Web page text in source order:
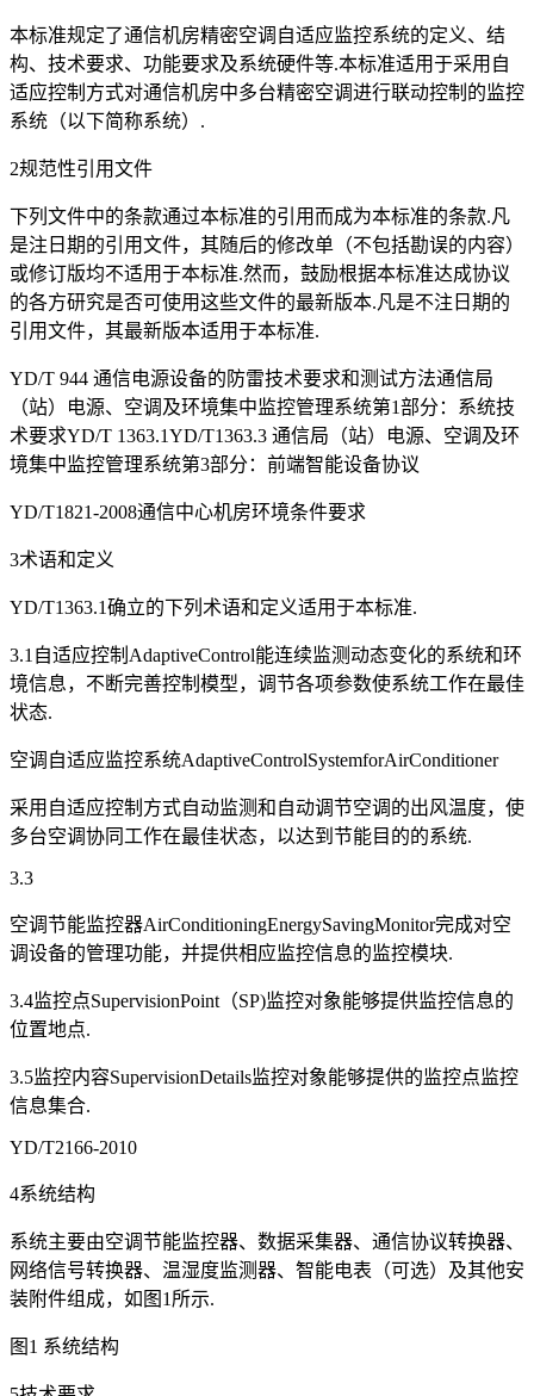
本标准规定了通信机房精密空调自适应监控系统的定义、结
构、技术要求、功能要求及系统硬件等.本标准适用于采用自
适应控制方式对通信机房中多台精密空调进行联动控制的监控
系统（以下简称系统）.
2规范性引用文件
下列文件中的条款通过本标准的引用而成为本标准的条款.凡
是注日期的引用文件，其随后的修改单（不包括勘误的内容）
或修订版均不适用于本标准.然而，鼓励根据本标准达成协议
的各方研究是否可使用这些文件的最新版本.凡是不注日期的
引用文件，其最新版本适用于本标准.
YD/T 944 通信电源设备的防雷技术要求和测试方法通信局
（站）电源、空调及环境集中监控管理系统第1部分：系统技
术要求YD/T 1363.1YD/T1363.3 通信局（站）电源、空调及环
境集中监控管理系统第3部分：前端智能设备协议
YD/T1821-2008通信中心机房环境条件要求
3术语和定义
YD/T1363.1确立的下列术语和定义适用于本标准.
3.1自适应控制AdaptiveControl能连续监测动态变化的系统和环
境信息，不断完善控制模型，调节各项参数使系统工作在最佳
状态.
空调自适应监控系统AdaptiveControlSystemforAirConditioner
采用自适应控制方式自动监测和自动调节空调的出风温度，使
多台空调协同工作在最佳状态，以达到节能目的的系统.
3.3
空调节能监控器AirConditioningEnergySavingMonitor完成对空
调设备的管理功能，并提供相应监控信息的监控模块.
3.4监控点SupervisionPoint（SP)监控对象能够提供监控信息的
位置地点.
3.5监控内容SupervisionDetails监控对象能够提供的监控点监控
信息集合.
YD/T2166-2010
4系统结构
系统主要由空调节能监控器、数据采集器、通信协议转换器、
网络信号转换器、温湿度监测器、智能电表（可选）及其他安
装附件组成，如图1所示.
图1 系统结构